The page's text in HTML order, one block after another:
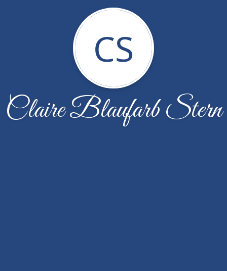
CS
Claire Blaufarb Stern